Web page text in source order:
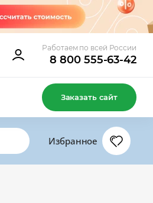
Работаем по всей России
8 800 555-63-42
Заказать сайт
Избранное